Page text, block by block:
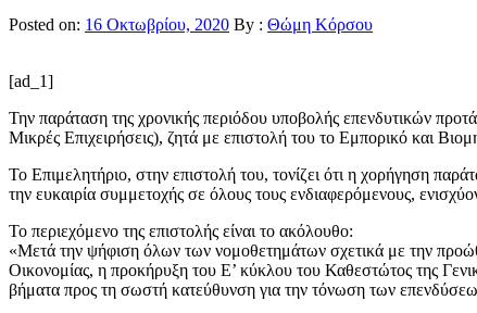
Posted on: 16 Οκτωβρίου, 2020 By : Θώμη Κόρσου
[ad_1]
Την παράταση της χρονικής περιόδου υποβολής επενδυτικών
Μικρές Επιχειρήσεις), ζητά με επιστολή του το Εμπορικό και
Το Επιμελητήριο, στην επιστολή του, τονίζει ότι η χορήγηση
την ευκαιρία συμμετοχής σε όλους τους ενδιαφερόμενους,
Το περιεχόμενο της επιστολής είναι το ακόλουθο:
«Μετά την ψήφιση όλων των νομοθετημάτων σχετικά με την
Οικονομίας, η προκήρυξη του Ε’ κύκλου του Καθεστώτος της
βήματα προς τη σωστή κατεύθυνση για την τόνωση των